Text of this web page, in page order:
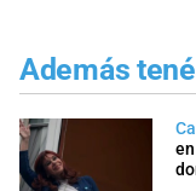
Además